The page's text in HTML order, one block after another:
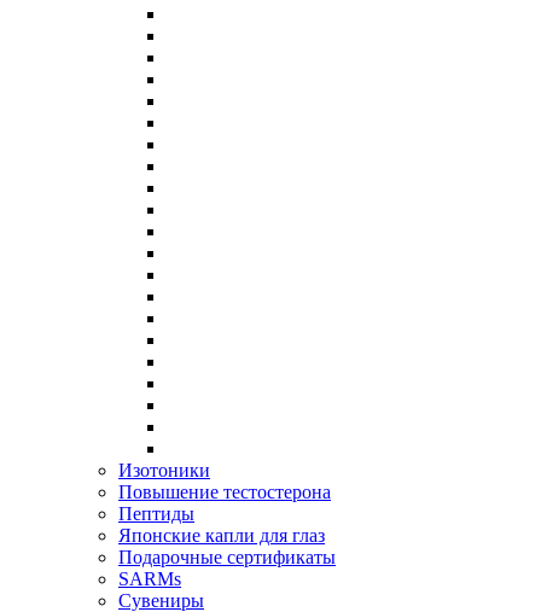
Изотоники
Повышение тестостерона
Пептиды
Японские капли для глаз
Подарочные сертификаты
SARMs
Сувениры